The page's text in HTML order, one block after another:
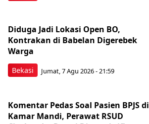
Bekasi
Diduga Jadi Lokasi Open BO,
Kontrakan di Babelan Digerebek
Warga
Jumat, 7 Agu 2026 - 21:59
Komentar Pedas Soal Pasien BPJS di
Kamar Mandi, Perawat RSUD